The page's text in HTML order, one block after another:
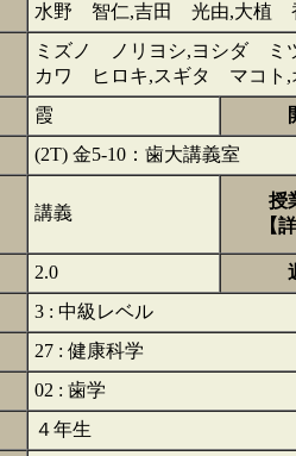
水野 智仁,吉田 光由,大植
ミズノ ノリヨシ,ヨシダ ミ
カワ ヒロキ,スギタ マコト
霞
(2T) 金5-10：歯大講義室
講義
授
【
2.0
3 : 中級レベル
27 : 健康科学
02 : 歯学
４年生